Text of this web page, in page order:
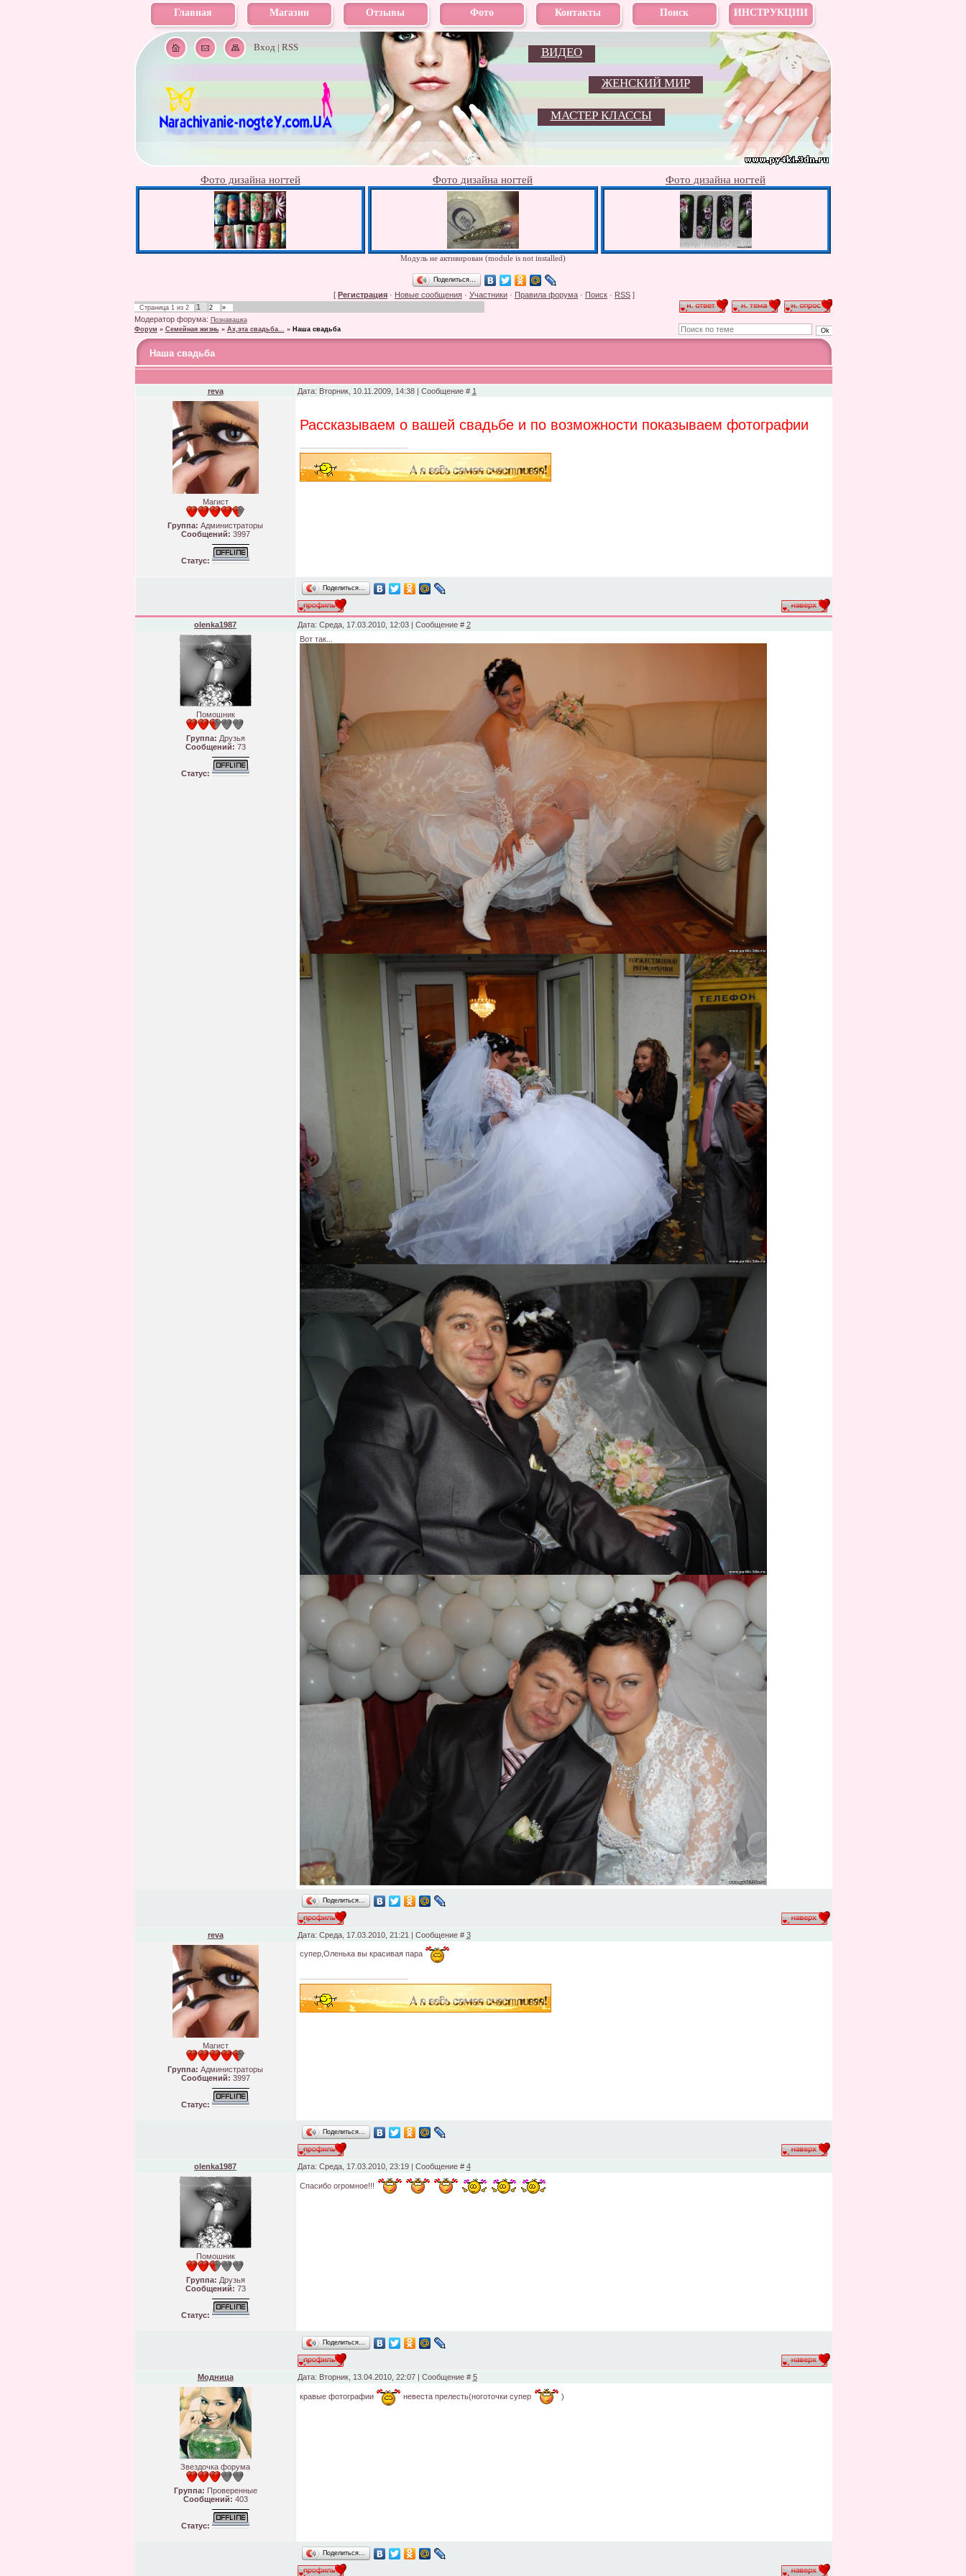
Главная Магазин Отзывы Фото Контакты Поиск ИНСТРУКЦИИ
Вход| RSS
ЖЕНСКИЙ МИР
ВИДЕО
МАСТЕР КЛАССЫ
Фото дизайна ногтей Фото дизайна ногтей Фото дизайна ногтей
Модуль не активирован (module is not installed)
Поделиться…
[ Регистрация · Новые сообщения · Участники · Правила форума · Поиск · RSS ]
Страница 1из 2 1 2 »
Модератор форума: Познавашка
Форум » Семейная жизнь » Ах,эта свадьба... » Наша свадьба
Наша свадьба
reva Дата: Вторник, 10.11.2009, 14:38 | Сообщение # 1
Магист
Группа: Администраторы
Сообщений: 3997
Статус:
Рассказываем о вашей свадьбе и по возможности показываем фотографии
Поделиться…
olenka1987 Дата: Среда, 17.03.2010, 12:03 | Сообщение # 2
Помошник
Группа: Друзья
Сообщений: 73
Статус:
Вот так...
Поделиться…
reva Дата: Среда, 17.03.2010, 21:21 | Сообщение # 3
Магист
Группа: Администраторы
Сообщений: 3997
Статус:
супер,Оленька вы красивая пара
Поделиться…
olenka1987 Дата: Среда, 17.03.2010, 23:19 | Сообщение # 4
Помошник
Группа: Друзья
Сообщений: 73
Статус:
Спасибо огромное!!!
Поделиться…
Модница Дата: Вторник, 13.04.2010, 22:07 | Сообщение # 5
Звездочка форума
Группа: Проверенные
Сообщений: 403
Статус:
кравые фотографии невеста прелесть(ноготочки супер )
Поделиться…